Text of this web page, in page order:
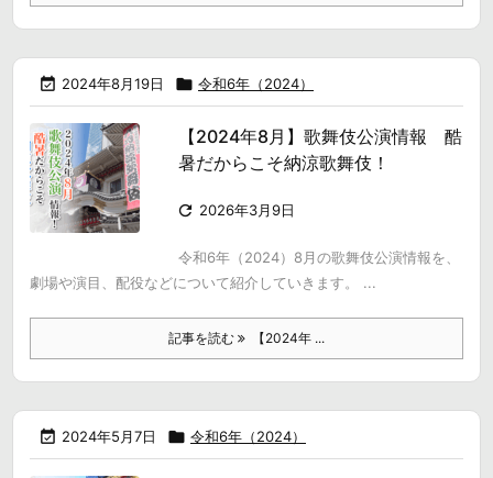
 2024年8月19日  令和6年（2024）
【2024年8月】歌舞伎公演情報 酷
暑だからこそ納涼歌舞伎！
 2026年3月9日
令和6年（2024）8月の歌舞伎公演情報を、
劇場や演目、配役などについて紹介していきます。 ...
記事を読む 【2024年 ...
 2024年5月7日  令和6年（2024）